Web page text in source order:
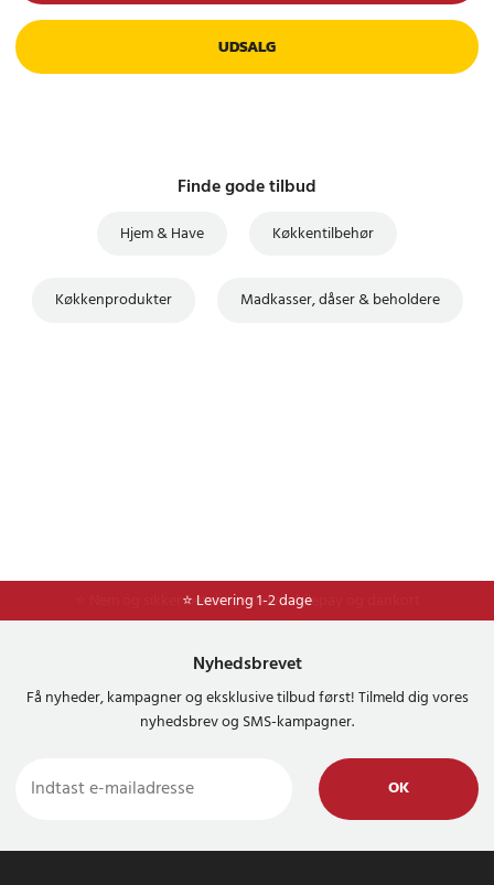
UDSALG
Finde gode tilbud
Hjem & Have Køkkentilbehør
Køkkenprodukter Madkasser, dåser & beholdere
⭐ Levering 1-2 dage
Nyhedsbrevet
Få nyheder, kampagner og eksklusive tilbud først! Tilmeld dig vores
nyhedsbrev og SMS-kampagner.
OK